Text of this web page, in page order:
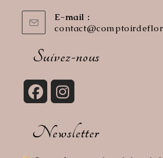
E-mail :
Suivez-nous
un
un
Newsletter